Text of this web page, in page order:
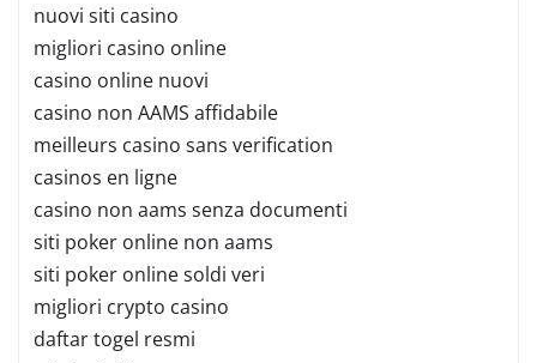
nuovi siti casino
migliori casino online
casino online nuovi
casino non AAMS affidabile
meilleurs casino sans verification
casinos en ligne
casino non aams senza documenti
siti poker online non aams
siti poker online soldi veri
migliori crypto casino
daftar togel resmi